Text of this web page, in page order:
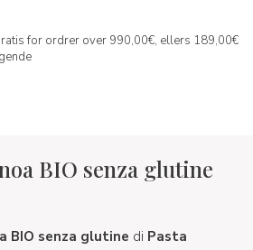
for ordrer over 990,00€, ellers 189,00€
BIO senza glutine
BIO senza glutine di Pasta